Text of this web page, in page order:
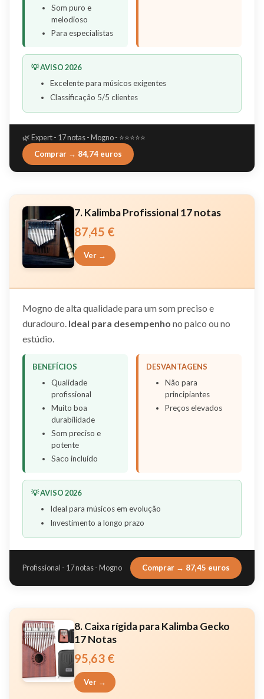
Som puro e
melodioso
Para especialistas
💡 AVISO 2026
Excelente para músicos exigentes
Classificação 5/5 clientes
🌿 Expert - 17 notas - Mogno - ⭐⭐⭐⭐⭐
Comprar → 84,74 euros
7. Kalimba Profissional 17 notas
87,45 €
Ver →
Mogno de alta qualidade para um som preciso e
duradouro. Ideal para desempenho no palco ou no
estúdio.
BENEFÍCIOS
Qualidade
profissional
Muito boa
durabilidade
Som preciso e
potente
Saco incluído
DESVANTAGENS
Não para
principiantes
Preços elevados
💡 AVISO 2026
Ideal para músicos em evolução
Investimento a longo prazo
Profissional - 17 notas - Mogno Comprar → 87,45 euros
8. Caixa rígida para Kalimba Gecko
17 Notas
95,63 €
Ver →